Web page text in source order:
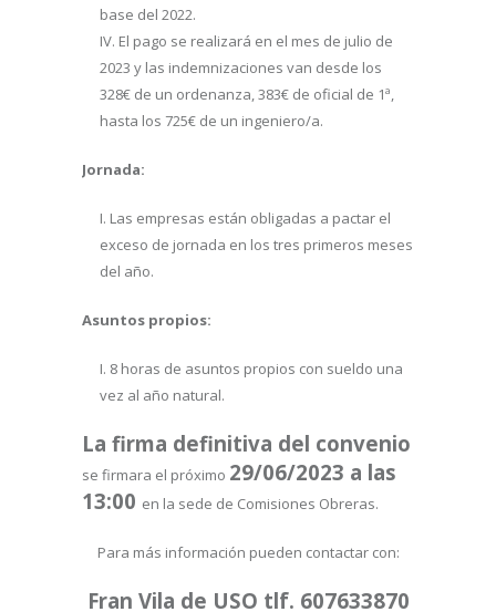
base del 2022.
El pago se realizará en el mes de julio de
2023 y las indemnizaciones van desde los
328€ de un ordenanza, 383€ de oficial de 1ª,
hasta los 725€ de un ingeniero/a.
Jornada:
Las empresas están obligadas a pactar el
exceso de jornada en los tres primeros meses
del año.
Asuntos propios:
8 horas de asuntos propios con sueldo una
vez al año natural.
La firma definitiva del convenio
se firmara el próximo 29/06/2023 a las
13:00 en la sede de Comisiones Obreras.
Para más información pueden contactar con:
Fran Vila de USO tlf. 607633870